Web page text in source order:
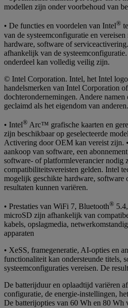
modellen zijn onder voorbehoud van
• De functies en voordelen van Intel®
van de systeemconfiguratie en
hardware, software of
afhankelijk van de
onderdeel kan volledig veilig zijn.
© Intel Corporation. Intel, het Intel
handelsmerken van Intel Corporation
dochterondernemingen. Andere
geclaimd als het eigendom van anderen.
• Intel® Arc™ grafische kaarten en
zijn beschikbaar op geselecteerde
Activering door OEM kan vereist zijn.
aankoop van software, een
software- of platformleverancier nodig
compatibiliteitsvereisten gelden. Intel
mogelijk geschikte hardware, software
resultaten kunnen variëren.
• Prestaties van WiFi 7, Bluetooth®
microSD zijn afhankelijk van
kabels, opslagmedia,
apparaten
• XeSS, framegeneratie, AI-opties en
functionaliteit kan ondersteunde titels,
systeemconfiguraties vereisen. De
De batterijduur en oplaadtijd variëren
configuratie, de energie-instellingen,
De batterijopties van 60 Wh en 80 Wh